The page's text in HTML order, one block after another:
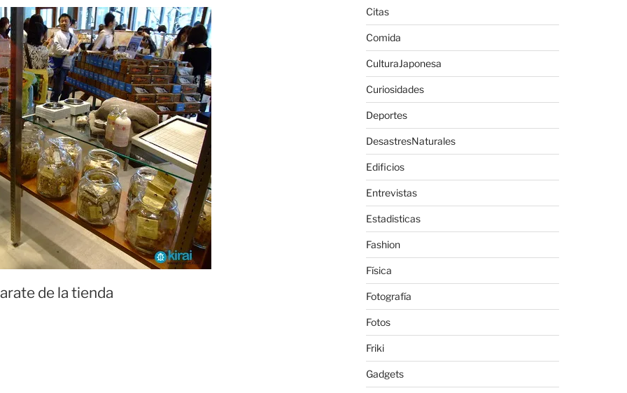
de la tienda
Citas
Comida
CulturaJaponesa
Curiosidades
Deportes
DesastresNaturales
Edificios
Entrevistas
Estadisticas
Fashion
Física
Fotografía
Fotos
Friki
Gadgets